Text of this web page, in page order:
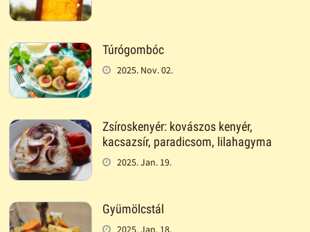
Túrógombóc
2025. Nov. 02.
Zsíroskenyér: kovászos kenyér,
kacsazsír, paradicsom, lilahagyma
2025. Jan. 19.
Gyümölcstál
2025. Jan. 18.